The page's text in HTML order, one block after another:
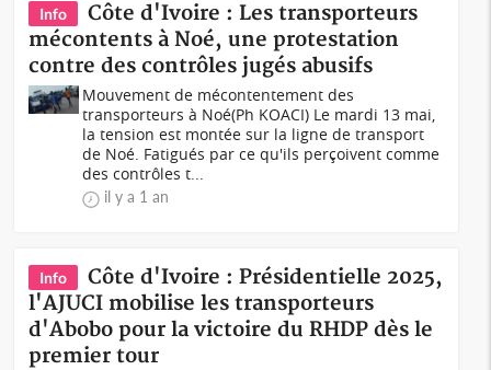
Info
Côte d'Ivoire : Les transporteurs
mécontents à Noé, une protestation
contre des contrôles jugés abusifs
Mouvement de mécontentement des
transporteurs à Noé(Ph KOACI) Le mardi 13 mai,
la tension est montée sur la ligne de transport
de Noé. Fatigués par ce qu'ils perçoivent comme
des contrôles t...
il y a 1 an
Info
Côte d'Ivoire : Présidentielle 2025,
l'AJUCI mobilise les transporteurs
d'Abobo pour la victoire du RHDP dès le
premier tour